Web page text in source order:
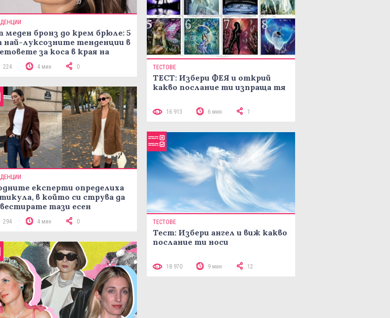
меден бронз до крем брюле: 5
най-луксозните тенденции в
за коса в края на
224 4 мин 0
експерти определиха
в който си струва да
тази есен
294 4 мин 0
ТЕСТОВЕ
ТЕСТ: Избери ФЕЯ и открий
какво послание ти изпраща тя
16 913 6 мин 1
ТЕСТОВЕ
Тест: Избери ангел и виж какво
послание ти носи
18 970 9 мин 12